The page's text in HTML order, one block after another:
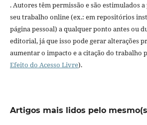
. Autores têm permissão e são estimulados
seu trabalho online (ex.: em repositórios
página pessoal) a qualquer ponto antes ou
editorial, já que isso pode gerar alterações
aumentar o impacto e a citação do trabalho
Efeito do Acesso Livre).
Artigos mais lidos pelo